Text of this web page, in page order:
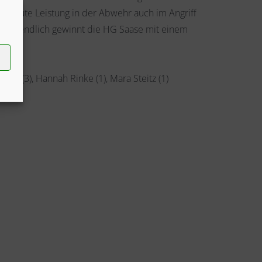
gute Leistung in der Abwehr auch im Angriff
gewinnt die HG Saase mit einem
(3), Hannah Rinke (1), Mara Steitz (1)